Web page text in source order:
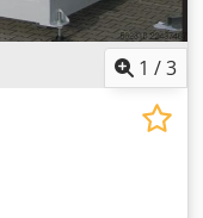
1 /3